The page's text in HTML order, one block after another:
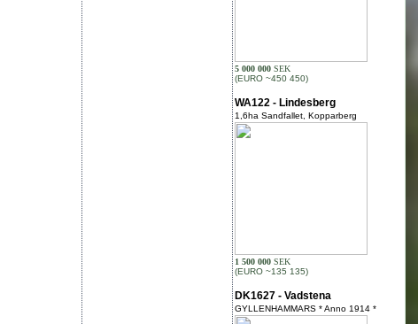
5 000 000SEK
(EURO ~450 450)
WA122 - Lindesberg
1,6ha Sandfallet, Kopparberg
1 500 000SEK
(EURO ~135 135)
DK1627 - Vadstena
GYLLENHAMMARS * Anno 1914 *